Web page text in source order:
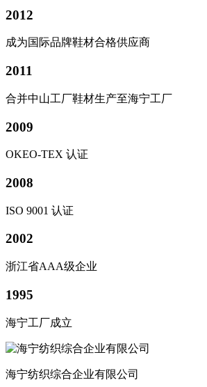
2012
成为国际品牌鞋材合格供应商
2011
合并中山工厂鞋材生产至海宁工厂
2009
OKEO-TEX 认证
2008
ISO 9001 认证
2002
浙江省AAA级企业
1995
海宁工厂成立
海宁纺织综合企业有限公司